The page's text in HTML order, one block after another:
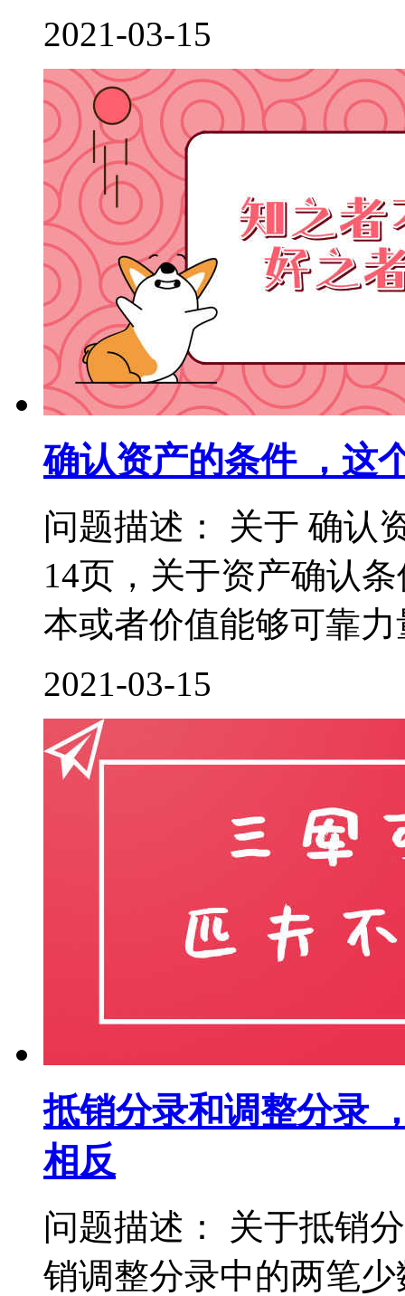
2021-03-15
确认资产的条件 ，这
问题描述： 关于 确认
14页，关于资产确认
本或者价值能够可靠
2021-03-15
抵销分录和调整分录
相反
问题描述： 关于抵销
销调整分录中的两笔